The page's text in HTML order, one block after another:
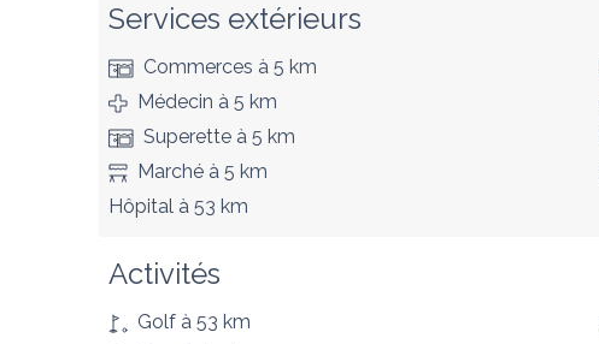
Services extérieurs
Commerces à 5 km
Médecin à 5 km
Superette à 5 km
Marché à 5 km
Hôpital à 53 km
Activités
Golf à 53 km